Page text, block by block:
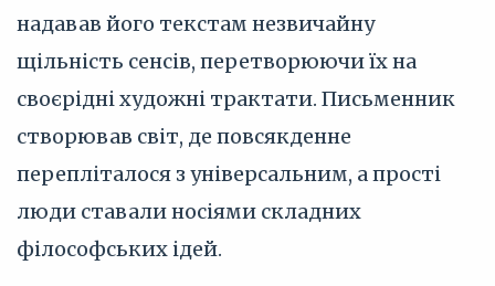
надавав його текстам незвичайну
щільність сенсів, перетворюючи їх на
своєрідні художні трактати. Письменник
створював світ, де повсякденне
перепліталося з універсальним, а прості
люди ставали носіями складних
філософських ідей.